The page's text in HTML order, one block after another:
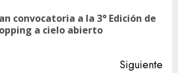
convocatoria a la 3° Edición de
a cielo abierto
Siguiente